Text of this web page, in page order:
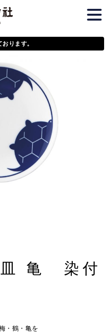
ります。
皿 亀 染付
・鶴・亀を